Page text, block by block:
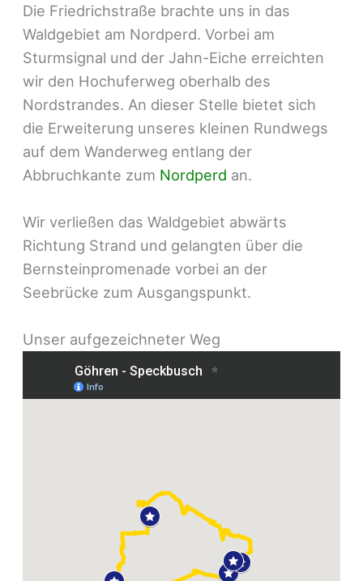
Die Friedrichstraße brachte uns in das
Waldgebiet am Nordperd. Vorbei am
Sturmsignal und der Jahn-Eiche erreichten
wir den Hochuferweg oberhalb des
Nordstrandes. An dieser Stelle bietet sich
die Erweiterung unseres kleinen Rundwegs
auf dem Wanderweg entlang der
Abbruchkante zum Nordperd an.
Wir verließen das Waldgebiet abwärts
Richtung Strand und gelangten über die
Bernsteinpromenade vorbei an der
Seebrücke zum Ausgangspunkt.
Unser aufgezeichneter Weg